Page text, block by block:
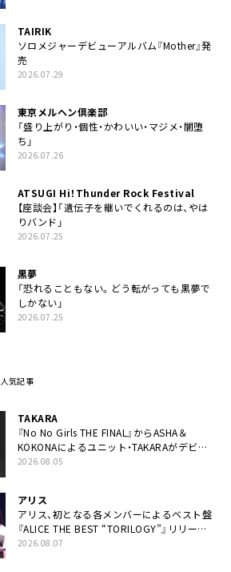
TAIRIK
ソロメジャーデビューアルバム『Mother』発
売
2026.07.29
東京メルヘン倶楽部
「盛り上がり・個性・かわいい・マジメ・闇堕
ち」
2026.07.26
ATSUGI Hi！Thunder Rock Festival
【座談会】「遺伝子を継いでくれるのは、やは
りバンド」
2026.07.25
黒夢
「恐れることもない。どう転がっても黒夢で
しかない」
2026.07.25
人気記事
TAKARA
『No No Girls THE FINAL』からASHA＆
KOKONAによるユニット・TAKARAがデビュ
ー
2026.08.05
アリス
アリス、初となる各メンバーによるベスト盤
『ALICE THE BEST “TORILOGY”』リリース
決定
2026.08.07